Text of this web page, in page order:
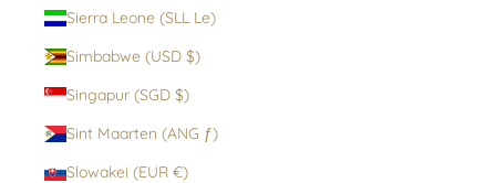
Sierra Leone (SLL Le)
Simbabwe (USD $)
Singapur (SGD $)
Sint Maarten (ANG ƒ)
Slowakei (EUR €)